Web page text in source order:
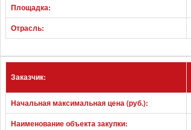
Площадка:
Отрасль:
Заказчик:
Начальная максимальная цена (руб.):
Наименование объекта закупки: